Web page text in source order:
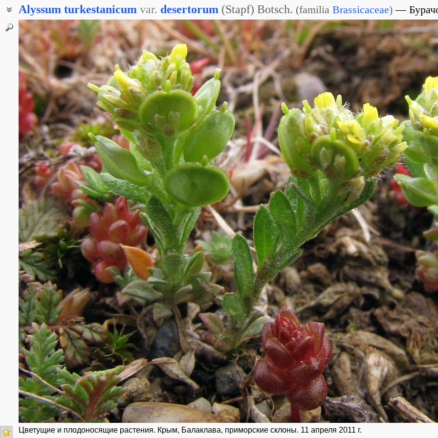
Alyssum turkestanicum var. desertorum (Stapf) Botsch. (familia Brassicaceae)
Бурачок пустынный
Цветущие и плодоносящие растения. Крым, Балаклава, приморские склоны. 11 апреля 2011 г.